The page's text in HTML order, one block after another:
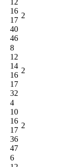
16
17
40
46
2
8
12
14
16
17
32
2
4
10
16
17
36
47
2
6